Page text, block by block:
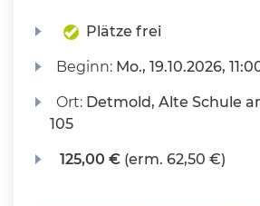
Plätze frei
Beginn: Mo., 19.10.2026,
Ort: Detmold, Alte Schule
105
125,00 € (erm. 62,50 €)